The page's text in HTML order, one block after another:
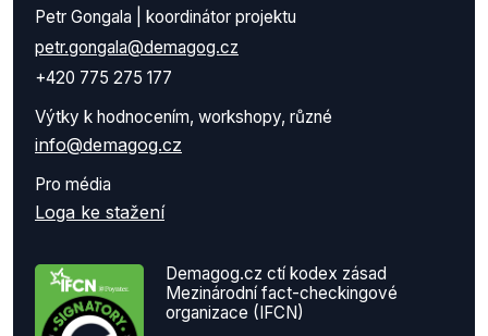
Petr Gongala | koordinátor projektu
petr.gongala@demagog.cz
+420 775 275 177
Výtky k hodnocením, workshopy, různé
info@demagog.cz
Pro média
Loga ke stažení
Demagog.cz ctí kodex zásad
Mezinárodní fact-checkingové
organizace (IFCN)